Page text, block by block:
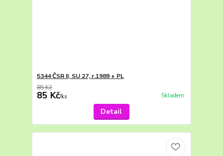
5344 ČSR II, SU 27, r.1989 + PL
85 Kč
85 Kč/ks Skladem
Detail